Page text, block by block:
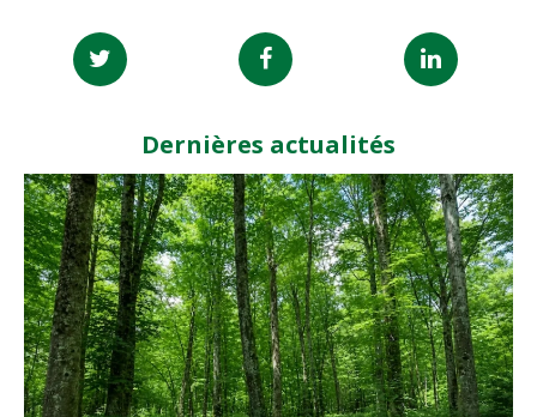
Dernières actualités